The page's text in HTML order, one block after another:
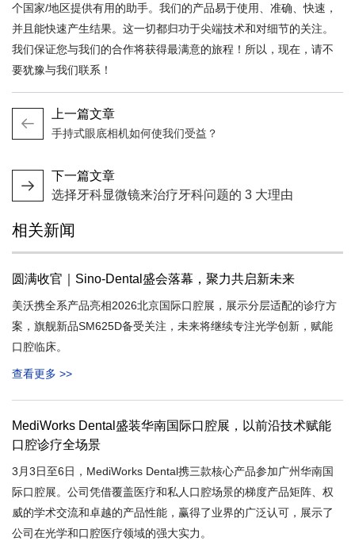
个国家/地区提供有用的助手。我们的产品易于使用、准确、快速，
并且能快速产生结果。这一切都归功于尖端技术和对细节的关注。
我们保证您与我们的合作将获得最满意的旅程！所以，现在，请不
要犹豫与我们联系！
上一篇文章
手持式眼底相机如何使我们受益？
下一篇文章
选择牙科显微镜来治疗牙科问题的 3 大理由
相关新闻
圆满收官｜Sino-Dental盛会落幕，聚力共启新未来
美沃携全系产品亮相2026北京国际口腔展，展示分层适配的诊疗方
案，旗舰新品SM625D备受关注，未来将继续专注光学创新，赋能
口腔临床。
查看更多 >>
MediWorks Dental盛装华南国际口腔展，以前沿技术赋能
口腔诊疗全场景
3月3日至6日，MediWorks Dental携三款核心产品参加广州华南国
际口腔展。公司凭借覆盖医疗和私人口腔场景的梯度产品矩阵、权
威的学术交流和卓越的产品性能，赢得了业界的广泛认可，展示了
公司在光学和口腔医疗领域的强大实力。